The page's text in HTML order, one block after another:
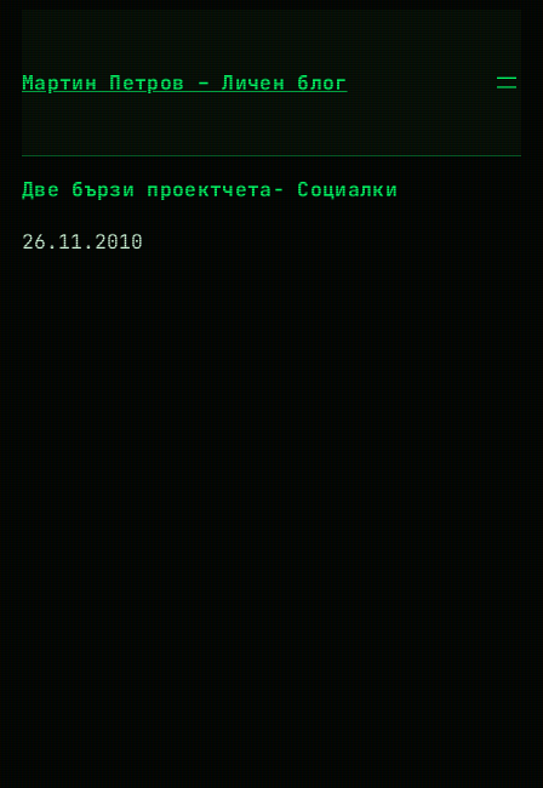
Мартин Петров – Личен блог
Две бързи проектчета- Социалки
26.11.2010